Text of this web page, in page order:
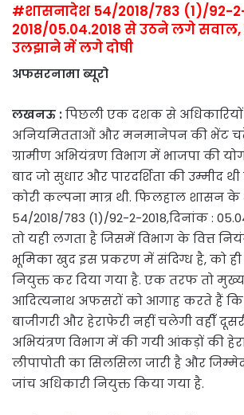
#शासनादेश 54/2018/783 (1)/92-
2018/05.04.2018 से उठने लगे
उलझाने में लगे दोषी
अफसरनामा ब्यूरो
लखनऊ : पिछली एक दशक से
अनियमितताओं और मनमानेपन की भेंट
ग्रामीण अभियंत्रण विभाग में भाजपा की
बाद जो सुधार और पारदर्शिता की उम्मीद
कोरी कल्पना मात्र थी. फिलहाल शासन
54/2018/783 (1)/92-2-2018,दिनांक :
तो यही लगता है जिसमें विभाग के वित्त
भूमिका खुद इस प्रकरण में संदिग्ध है, को ही
नियुक्त कर दिया गया है. एक तरफ तो
आदित्यनाथ अफसरों को आगाह करते हैं
बाजीगरी और हेराफेरी नहीं चलेगी वहीँ
अभियंत्रण विभाग में की गयी आंकड़ों की
लीपापोती का सिलसिला जारी है और
जांच अधिकारी नियुक्त किया गया है.